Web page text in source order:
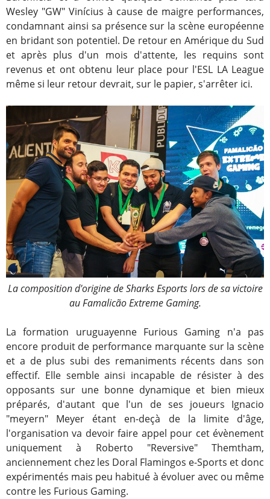
Wesley "GW" Vinícius à cause de maigre performances,
condamnant ainsi sa présence sur la scène européenne
en bridant son potentiel. De retour en Amérique du Sud
et après plus d'un mois d'attente, les requins sont
revenus et ont obtenu leur place pour l'ESL LA League
même si leur retour devrait, sur le papier, s'arrêter ici.
La composition d'origine de Sharks Esports lors de sa victoire
au Famalicão Extreme Gaming.
La formation uruguayenne Furious Gaming n'a pas
encore produit de performance marquante sur la scène
et a de plus subi des remaniments récents dans son
effectif. Elle semble ainsi incapable de résister à des
opposants sur une bonne dynamique et bien mieux
préparés, d'autant que l'un de ses joueurs Ignacio
"meyern" Meyer étant en-deçà de la limite d'âge,
l'organisation va devoir faire appel pour cet évènement
uniquement à Roberto "Reversive" Themtham,
anciennement chez les Doral Flamingos e-Sports et donc
expérimentés mais peu habitué à évoluer avec ou même
contre les Furious Gaming.